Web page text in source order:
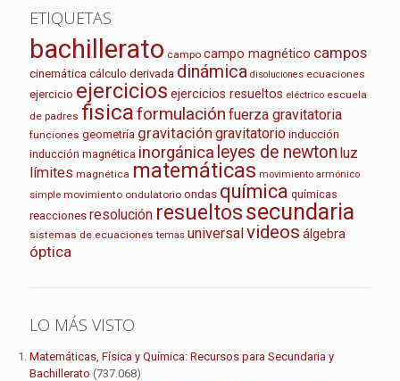
ETIQUETAS
bachillerato campo campo magnético campos
cinemática cálculo derivada dinámica disoluciones ecuaciones
ejercicio ejercicios ejercicios resueltos eléctrico escuela
de padres fisicaformulación fuerza gravitatoria
funciones geometría gravitación gravitatorio inducción
inducción magnética inorgánica leyes de newton luz
límites magnética matemáticas movimiento armónico
simple movimiento ondulatorio ondas química químicas
reacciones resolución resueltossecundaria
sistemas de ecuaciones temas universalvideos álgebra
óptica
LO MÁS VISTO
Matemáticas, Física y Química: Recursos para Secundaria y
Bachillerato (737.068)